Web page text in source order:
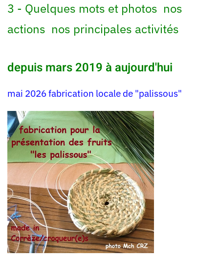
3 - Quelques mots et photos nos
actions nos principales activités
depuis mars 2019 à aujourd'hui
mai 2026 fabrication locale de "palissous"